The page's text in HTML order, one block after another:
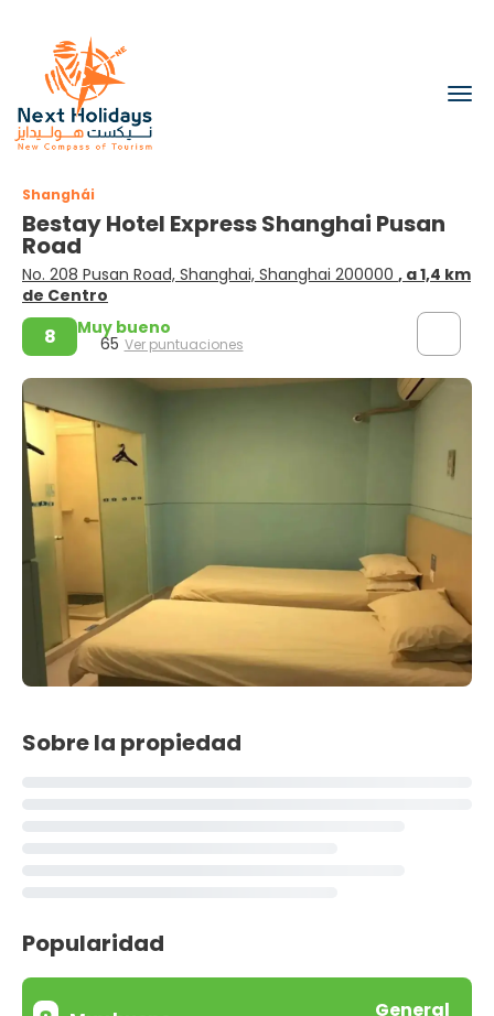
Shanghái
Bestay Hotel Express Shanghai Pusan
Road
No. 208 Pusan Road, Shanghai, Shanghai 200000 , a 1,4 km
de Centro
8 Muy bueno
65 Ver puntuaciones
Sobre la propiedad
Popularidad
General